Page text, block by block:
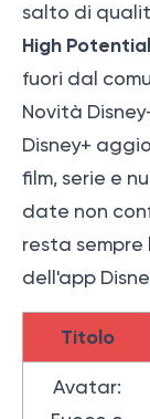
salto di
High Potential
fuori dal
Novità
Disney+
film, serie e
date non
resta sempre
dell'app
Titolo
Avatar: